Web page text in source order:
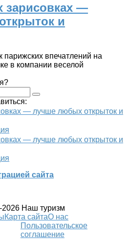
зарисовках —
и
парижских впечатлений на
в компании веселой
— лучше любых открыток и
— лучше любых открыток и
сайта
Наш туризм
Карта сайтаО нас
Пользовательское
соглашение